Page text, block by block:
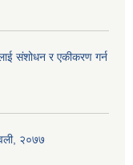
संशोधन र एकीकरण गर्न
२०७७